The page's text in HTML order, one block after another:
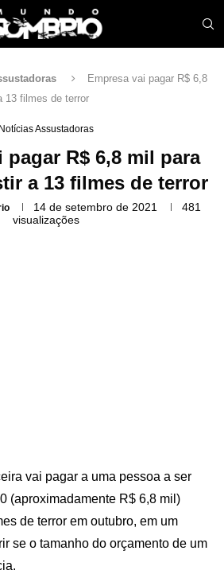
Empresa vai pagar R$ 6,8
13 filmes de terror
Notícias Assustadoras
pagar R$ 6,8 mil para
a 13 filmes de terror
14 de setembro de 2021
481
visualizações
vai pagar a uma pessoa a ser
(aproximadamente R$ 6,8 mil)
de terror em outubro, em um
se o tamanho do orçamento de um